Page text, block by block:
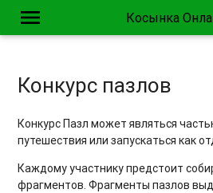
menu Косынка
Конкурс пазлов
Конкурс Пазл может являться
путешествия или запускаться как
Каждому участнику предстоит
фрагментов. Фрагменты пазлов